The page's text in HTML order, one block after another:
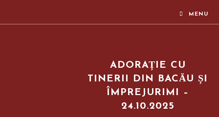
MENU
ADORAȚIE CU
TINERII DIN BACĂU ȘI
ÎMPREJURIMI –
24.10.2025